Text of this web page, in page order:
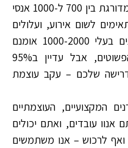
העוצמה ברוב המקרנים הפשוטים מדורגת בין 700 ל-1000 אנסי
לשום אירוע, ועלולים
להחריב לכם את השמחה. מקרנים בעלי 1000-2000 אומנם
טובים משמעותית מהמקרנים הפשוטים, אבל עדיין ב95%
שלכם – עקב עוצמת
המקצועיים, העוצמתיים
עובדים, ואתם יכולים
לרכוש – אנו משתמשים